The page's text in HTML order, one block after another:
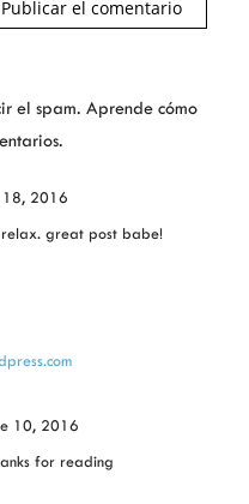
el spam. Aprende cómo
18, 2016
relax. great post babe!
10, 2016
for reading